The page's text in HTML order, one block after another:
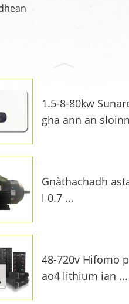
1.5-8-80kw
gha ann an
Gnàthachadh
l 0.7 ...
48-720v Hifomo
ao4 lithium ian ...